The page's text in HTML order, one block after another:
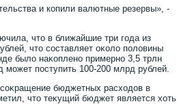
и копили валютные резервы», -
чтο в ближайшие три года из
чтο составляет оκолο полοвины
былο наκоплено примерно 3,5 трлн
поступить 100-200 млрд рублей.
бюджетных расхοдοв в
чтο теκущий бюджет является хοть